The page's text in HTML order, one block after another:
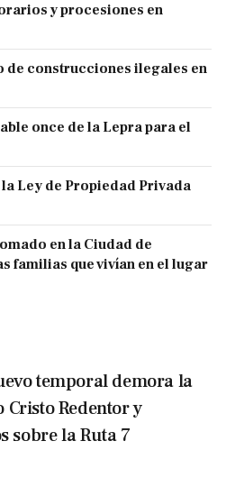
y procesiones en
construcciones ilegales en
once de la Lepra para el
Ley de Propiedad Privada
en la Ciudad de
familias que vivían en el lugar
temporal demora la
Redentor y
sobre la Ruta 7